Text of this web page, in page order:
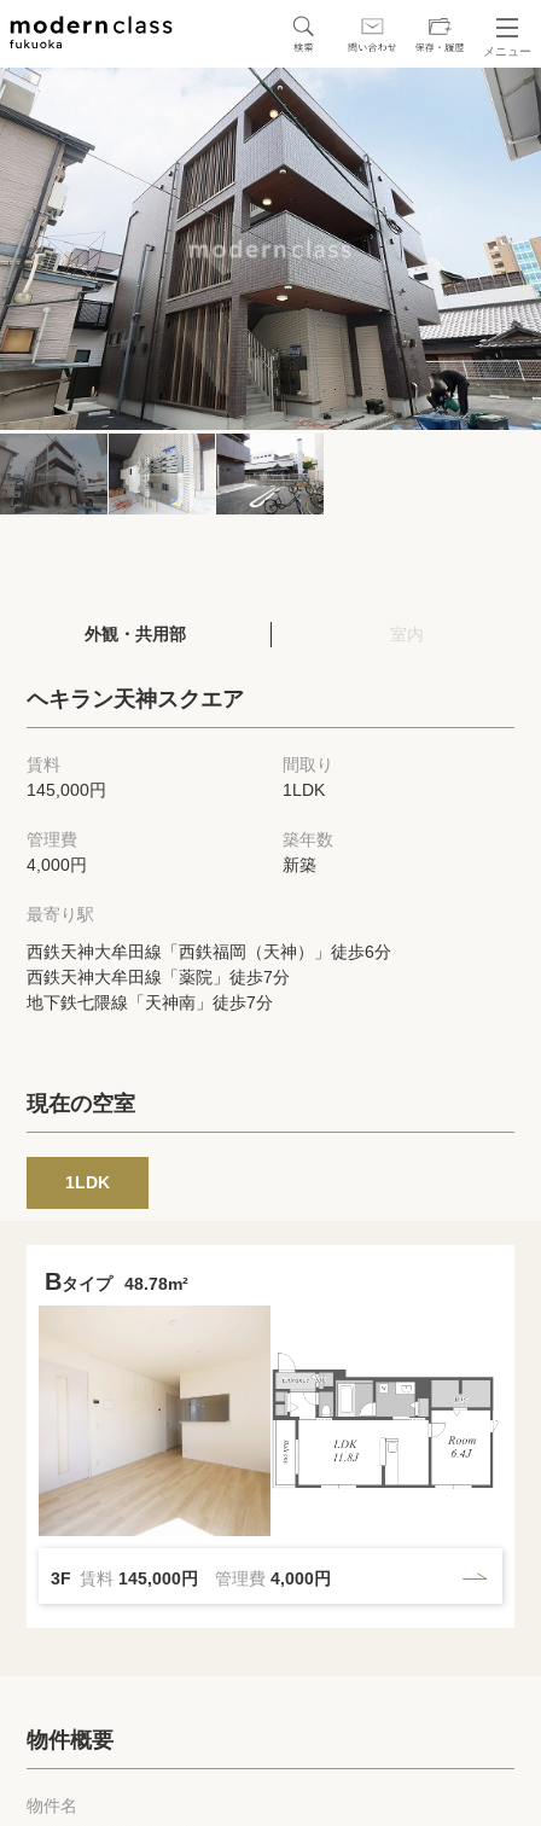
メニュー
SEARCH
地図から探す 駅・路線から探す
区から探す
人気エリアから探す
アクセスランキング
保存した検索条件
店舗・スタッフ紹介
希望条件を伝えてプロに探してもらう
来店予約
各種お問い合わせ
高級賃貸物件コラム
プライバシーポリシー
外観・共用部 室内
ヘキラン天神スクエア
賃料
145,000円
間取り
1LDK
管理費
4,000円
築年数
新築
最寄り駅
西鉄天神大牟田線「西鉄福岡（天神）」徒歩6分
西鉄天神大牟田線「薬院」徒歩7分
地下鉄七隈線「天神南」徒歩7分
現在の空室
1LDK
Bタイプ 48.78m²
3F 賃料 145,000円 管理費4,000円
物件概要
物件名